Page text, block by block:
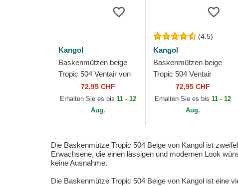
Kangol
Baskenmützen beige
Tropic 504 Ventair von
72,95 CHF
Erhalten Sie es bis 11 - 12
Aug.
(4.5)
Kangol
Baskenmützen beige
Tropic 504 Ventair
Natural von Kangol
72,95 CHF
Erhalten Sie es bis 11 - 12
Aug.
Die Baskenmütze Tropic 504 Beige von Kangol ist
Erwachsene, die einen lässigen und modernen Look
keine Ausnahme.
Die Baskenmütze Tropic 504 Beige von Kangol ist eine